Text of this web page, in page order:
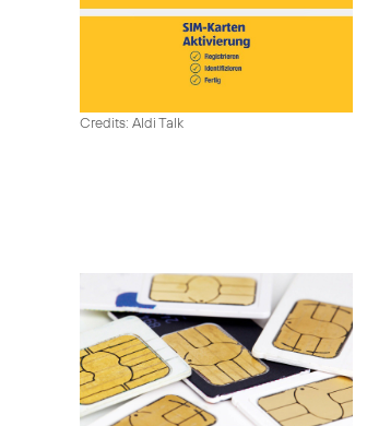
Credits: Aldi Talk